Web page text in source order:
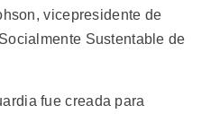
vicepresidente de
Sustentable de
fue creada para